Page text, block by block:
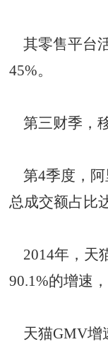
其零售平台
45%。
第三财季，
第4季度，阿
总成交额占比
2014年，天
90.1%的增速
天猫GMV增